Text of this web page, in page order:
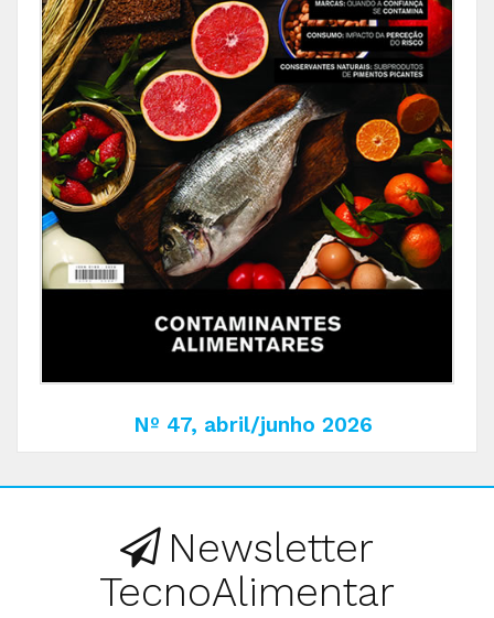
Nº 47, abril/junho 2026
Newsletter
TecnoAlimentar